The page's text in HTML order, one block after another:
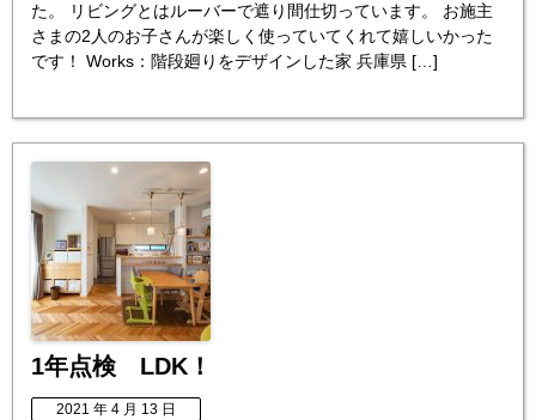
た。 リビングとはルーバーで遮り間仕切っています。 お施主
さまの2人のお子さんが楽しく使っていてくれて嬉しいかった
です！ Works：階段廻りをデザインした家 兵庫県 […]
1年点検 LDK！
2021 年 4 月 13 日